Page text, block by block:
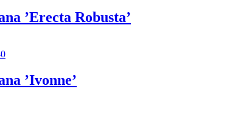
’Erecta Robusta’
’Ivonne’